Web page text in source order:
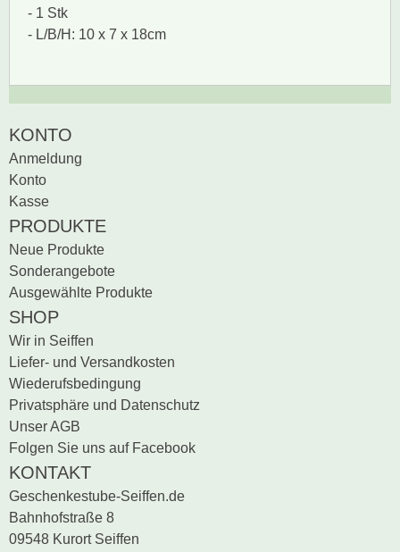
- 1 Stk
- L/B/H: 10 x 7 x 18cm
Produktrezensionen.
Sei der erste, der
Bewertung schreiben
KONTO
Anmeldung
Konto
Kasse
PRODUKTE
Neue Produkte
Sonderangebote
Ausgewählte Produkte
SHOP
Wir in Seiffen
Liefer- und Versandkosten
Wiederufsbedingung
Privatsphäre und Datenschutz
Unser AGB
Folgen Sie uns auf Facebook
KONTAKT
Geschenkestube-Seiffen.de
Bahnhofstraße 8
09548 Kurort Seiffen